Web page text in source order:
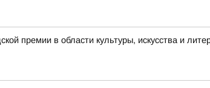
премии в области культуры, искусства и